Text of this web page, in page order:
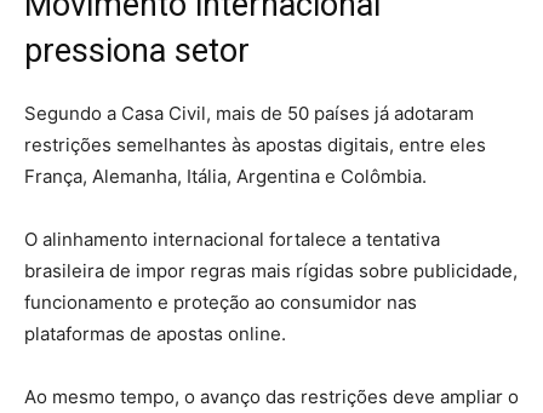
pressiona setor
Segundo a Casa Civil, mais de 50 países já adotaram
restrições semelhantes às apostas digitais, entre eles
França, Alemanha, Itália, Argentina e Colômbia.
O alinhamento internacional fortalece a tentativa
brasileira de impor regras mais rígidas sobre publicidade,
funcionamento e proteção ao consumidor nas
plataformas de apostas online.
Ao mesmo tempo, o avanço das restrições deve ampliar o